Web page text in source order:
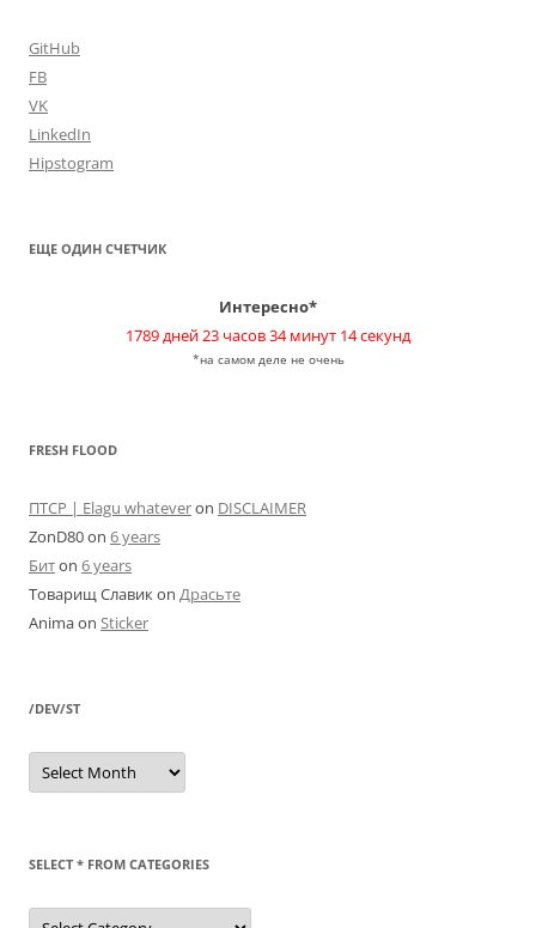
GitHub
FB
VK
LinkedIn
Hipstogram
ЕЩЕ ОДИН СЧЕТЧИК
Интересно*
1789 дней 23 часов 34 минут 14 секунд
*на самом деле не очень
FRESH FLOOD
ПТСР | Elagu whateveron DISCLAIMER
ZonD80on 6 years
Битon 6 years
Товарищ Славикon Драсьте
Animaon Sticker
/DEV/ST
/dev/st
SELECT * FROM CATEGORIES
SELECT